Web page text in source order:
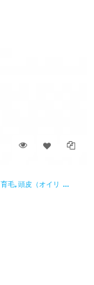
育毛, 頭皮（オイリ